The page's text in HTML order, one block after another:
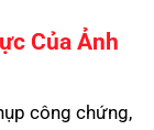
Của Ảnh
công chứng,